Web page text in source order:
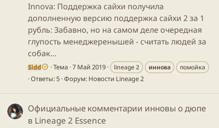
Innova: Поддержка сайхи получила
дополненную версию поддержка сайхи 2 за 1
рубль: Забавно, но на самом деле очередная
глупость менеджеренышей - считать людей за
собак...
Sidd Тема 7 Май 2019 lineage 2 иннова помойка
Ответы: 5 Форум: Новости Lineage 2
Официальные комментарии инновы о дюпе
в Lineage 2 Essence